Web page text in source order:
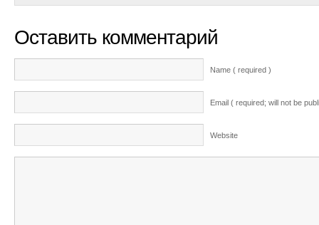
Оставить комментарий
Name ( required )
Email ( required; will not be
Website